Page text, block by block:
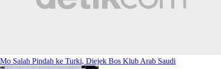
Mo Salah Pindah ke Turki, Diejek Bos Klub Arab Saudi